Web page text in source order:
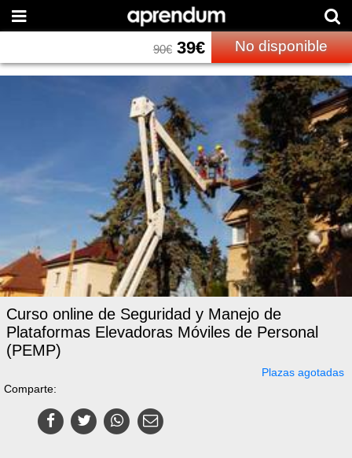
90€39€ No disponible
Curso online de Seguridad y Manejo de
Plataformas Elevadoras Móviles de Personal
(PEMP)
Plazas agotadas
Comparte: